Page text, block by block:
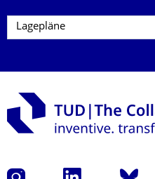
Instagram LinkedIn Bluesky